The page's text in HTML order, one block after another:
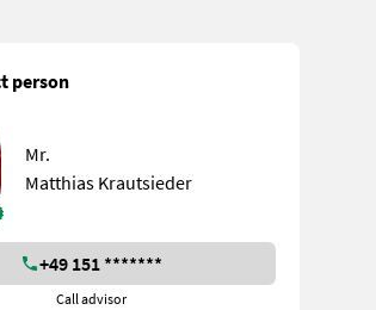
person
Mr.
Matthias Krautsieder
+49 151 *******
Call advisor